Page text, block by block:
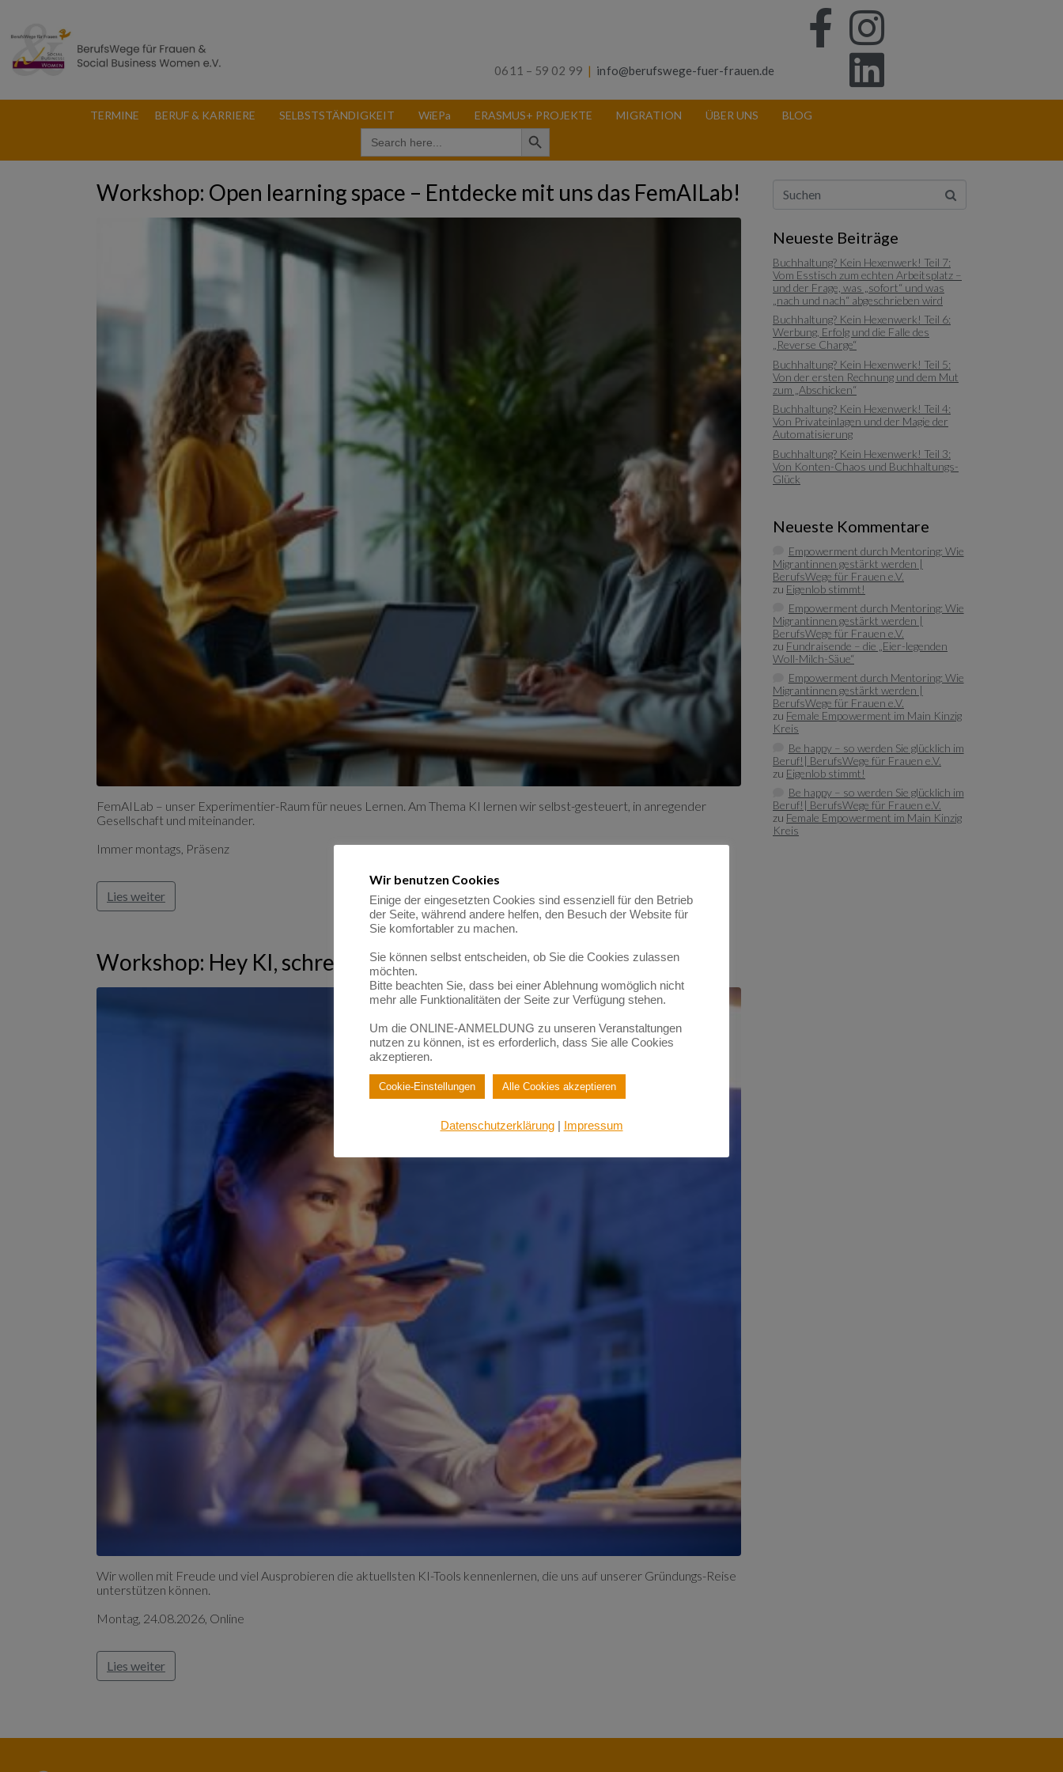
0611 – 59 02 99 | info@berufswege-fuer-frauen.de
TERMINE BERUF & KARRIERE SELBSTSTÄNDIGKEIT WiEPa ERASMUS+ PROJEKTE MIGRATION ÜBER UNS BLOG
Search
for:
Search Button
Workshop: Open learning space – Entdecke mit uns das FemAILab!
FemAILab – unser Experimentier-Raum für neues Lernen. Am Thema KI lernen wir selbst-gesteuert, in anregender
Gesellschaft und miteinander.
Immer montags, Präsenz
Lies weiter
Workshop: Hey KI, schreib mir meinen Businessplan!
Wir wollen mit Freude und viel Ausprobieren die aktuellsten KI-Tools kennenlernen, die uns auf unserer Gründungs-Reise
unterstützen können.
Montag, 24.08.2026, Online
Lies weiter
Neueste Beiträge
Buchhaltung? Kein Hexenwerk! Teil 7:
Vom Esstisch zum echten Arbeitsplatz –
und der Frage, was „sofort“ und was
„nach und nach“ abgeschrieben wird
Buchhaltung? Kein Hexenwerk! Teil 6:
Werbung, Erfolg und die Falle des
„Reverse Charge“
Buchhaltung? Kein Hexenwerk! Teil 5:
Von der ersten Rechnung und dem Mut
zum „Abschicken“
Buchhaltung? Kein Hexenwerk! Teil 4:
Von Privateinlagen und der Magie der
Automatisierung
Buchhaltung? Kein Hexenwerk! Teil 3:
Von Konten-Chaos und Buchhaltungs-
Glück
Neueste Kommentare
Empowerment durch Mentoring: Wie
Migrantinnen gestärkt werden |
BerufsWege für Frauen e.V.
zu Eigenlob stimmt!
Empowerment durch Mentoring: Wie
Migrantinnen gestärkt werden |
BerufsWege für Frauen e.V.
zu Fundraisende – die „Eier-legenden
Woll-Milch-Säue“
Empowerment durch Mentoring: Wie
Migrantinnen gestärkt werden |
BerufsWege für Frauen e.V.
zu Female Empowerment im Main Kinzig
Kreis
Be happy – so werden Sie glücklich im
Beruf!| BerufsWege für Frauen e.V.
zu Eigenlob stimmt!
Be happy – so werden Sie glücklich im
Beruf!| BerufsWege für Frauen e.V.
zu Female Empowerment im Main Kinzig
Kreis
Wir benutzen Cookies
Einige der eingesetzten Cookies sind essenziell für den Betrieb
der Seite, während andere helfen, den Besuch der Website für
Sie komfortabler zu machen.
Sie können selbst entscheiden, ob Sie die Cookies zulassen
möchten.
Bitte beachten Sie, dass bei einer Ablehnung womöglich nicht
mehr alle Funktionalitäten der Seite zur Verfügung stehen.
Um die ONLINE-ANMELDUNG zu unseren Veranstaltungen
nutzen zu können, ist es erforderlich, dass Sie alle Cookies
akzeptieren.
Cookie-Einstellungen Alle Cookies akzeptieren
Datenschutzerklärung| Impressum